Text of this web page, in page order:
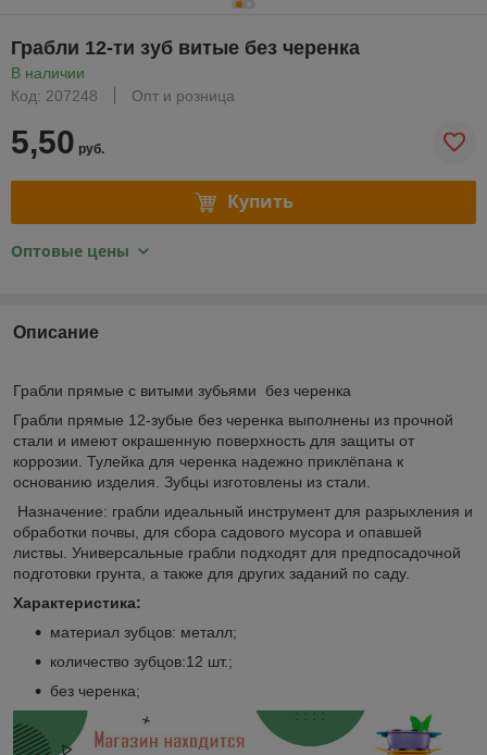
Грабли 12-ти зуб витые без черенка
В наличии
Код: 207248
Опт и розница
5,50 руб.
Купить
Оптовые цены
Описание
Грабли прямые с витыми зубьями без черенка
Грабли прямые 12-зубые без черенка выполнены из прочной
стали и имеют окрашенную поверхность для защиты от
коррозии. Тулейка для черенка надежно приклёпана к
основанию изделия. Зубцы изготовлены из стали.
Назначение: грабли идеальный инструмент для разрыхления и
обработки почвы, для сбора садового мусора и опавшей
листвы. Универсальные грабли подходят для предпосадочной
подготовки грунта, а также для других заданий по саду.
Характеристика:
материал зубцов: металл;
количество зубцов:12 шт.;
без черенка;